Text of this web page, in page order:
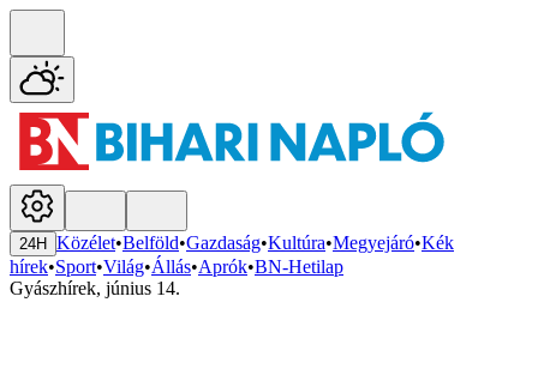
24H Közélet•Belföld•Gazdaság•Kultúra•Megyejáró•Kék
hírek•Sport•Világ•Állás•Aprók•BN-Hetilap
Gyászhírek, június 14.